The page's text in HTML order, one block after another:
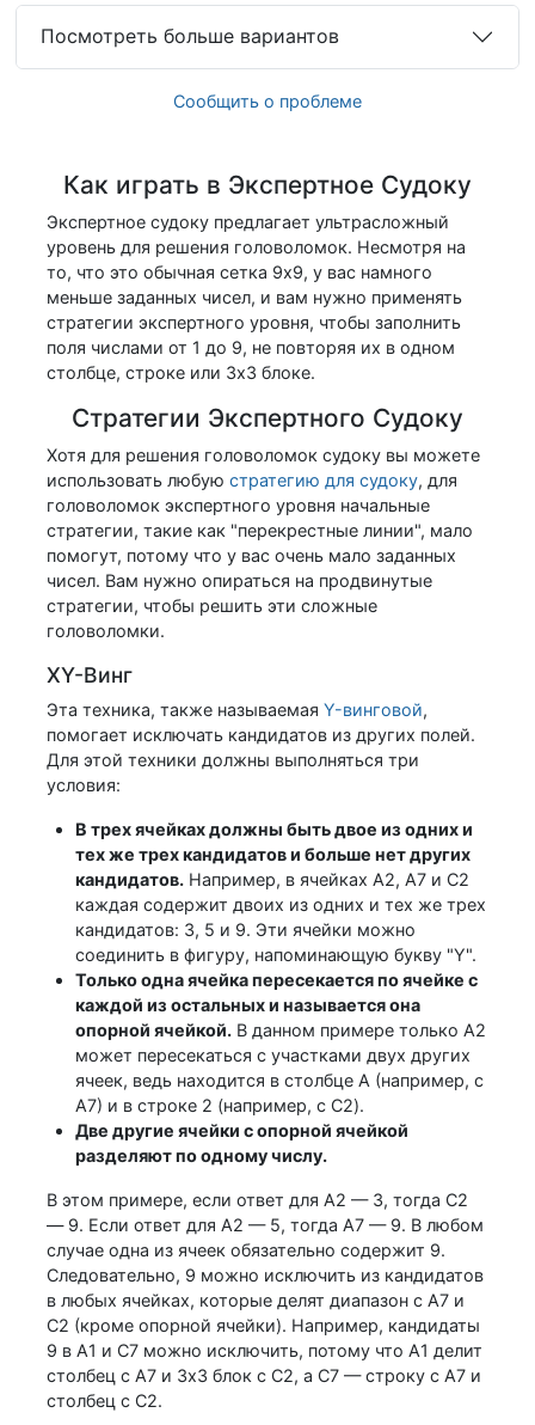
Посмотреть больше вариантов
Сообщить о проблеме
Как играть в Экспертное Судоку
Экспертное судоку предлагает ультрасложный
уровень для решения головоломок. Несмотря на
то, что это обычная сетка 9x9, у вас намного
меньше заданных чисел, и вам нужно применять
стратегии экспертного уровня, чтобы заполнить
поля числами от 1 до 9, не повторяя их в одном
столбце, строке или 3x3 блоке.
Стратегии Экспертного Судоку
Хотя для решения головоломок судоку вы можете
использовать любую стратегию для судоку, для
головоломок экспертного уровня начальные
стратегии, такие как "перекрестные линии", мало
помогут, потому что у вас очень мало заданных
чисел. Вам нужно опираться на продвинутые
стратегии, чтобы решить эти сложные
головоломки.
XY-Винг
Эта техника, также называемая Y-винговой,
помогает исключать кандидатов из других полей.
Для этой техники должны выполняться три
условия:
В трех ячейках должны быть двое из одних и
тех же трех кандидатов и больше нет других
кандидатов. Например, в ячейках A2, A7 и C2
каждая содержит двоих из одних и тех же трех
кандидатов: 3, 5 и 9. Эти ячейки можно
соединить в фигуру, напоминающую букву "Y".
Только одна ячейка пересекается по ячейке с
каждой из остальных и называется она
опорной ячейкой. В данном примере только A2
может пересекаться с участками двух других
ячеек, ведь находится в столбце A (например, с
A7) и в строке 2 (например, с C2).
Две другие ячейки с опорной ячейкой
разделяют по одному числу.
В этом примере, если ответ для A2 — 3, тогда C2
— 9. Если ответ для A2 — 5, тогда A7 — 9. В любом
случае одна из ячеек обязательно содержит 9.
Следовательно, 9 можно исключить из кандидатов
в любых ячейках, которые делят диапазон с A7 и
C2 (кроме опорной ячейки). Например, кандидаты
9 в A1 и C7 можно исключить, потому что A1 делит
столбец с A7 и 3x3 блок с C2, а C7 — строку с A7 и
столбец с C2.